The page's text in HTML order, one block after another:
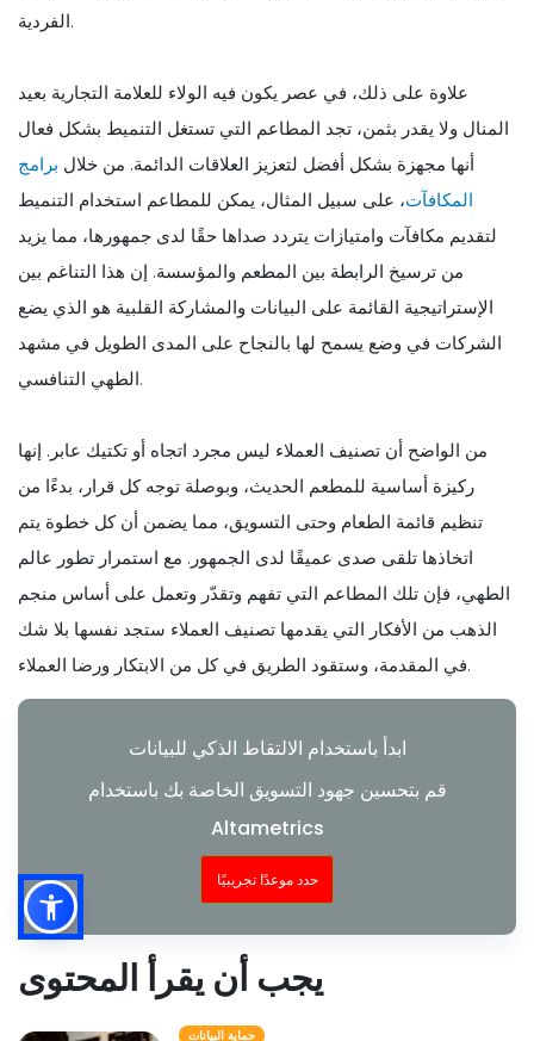
الفردية.
علاوة على ذلك، في عصر يكون فيه الولاء للعلامة التجارية بعيد
المنال ولا يقدر بثمن، تجد المطاعم التي تستغل التنميط بشكل فعال
أنها مجهزة بشكل أفضل لتعزيز العلاقات الدائمة. من خلال برامج
المكافآت، على سبيل المثال، يمكن للمطاعم استخدام التنميط
لتقديم مكافآت وامتيازات يتردد صداها حقًا لدى جمهورها، مما يزيد
من ترسيخ الرابطة بين المطعم والمؤسسة. إن هذا التناغم بين
الإستراتيجية القائمة على البيانات والمشاركة القلبية هو الذي يضع
الشركات في وضع يسمح لها بالنجاح على المدى الطويل في مشهد
الطهي التنافسي.
من الواضح أن تصنيف العملاء ليس مجرد اتجاه أو تكتيك عابر. إنها
ركيزة أساسية للمطعم الحديث، وبوصلة توجه كل قرار، بدءًا من
تنظيم قائمة الطعام وحتى التسويق، مما يضمن أن كل خطوة يتم
اتخاذها تلقى صدى عميقًا لدى الجمهور. مع استمرار تطور عالم
الطهي، فإن تلك المطاعم التي تفهم وتقدّر وتعمل على أساس منجم
الذهب من الأفكار التي يقدمها تصنيف العملاء ستجد نفسها بلا شك
في المقدمة، وستقود الطريق في كل من الابتكار ورضا العملاء.
ابدأ باستخدام الالتقاط الذكي للبيانات
قم بتحسين جهود التسويق الخاصة بك باستخدام
Altametrics
حدد موعدًا تجريبيًا
يجب أن يقرأ المحتوى
حماية البيانات